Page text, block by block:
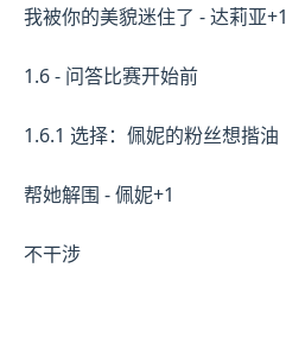
我被你的美貌迷住了 - 达莉亚+1
1.6 - 问答比赛开始前
1.6.1 选择：佩妮的粉丝想揩油
帮她解围 - 佩妮+1
不干涉